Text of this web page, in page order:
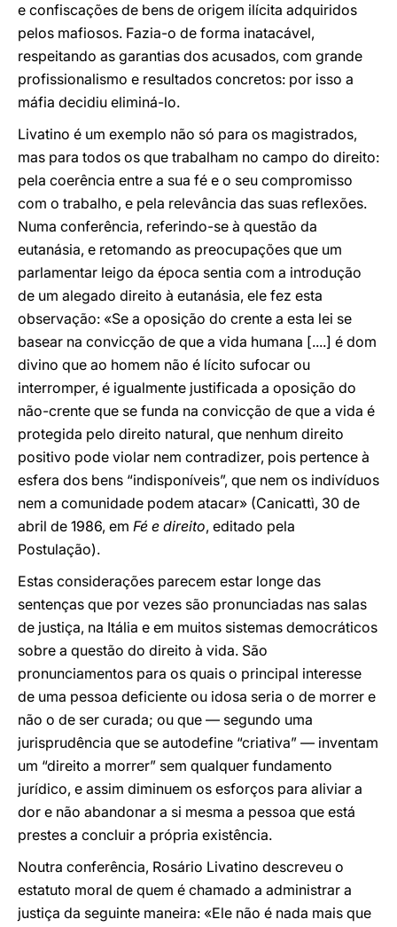
e confiscações de bens de origem ilícita adquiridos
pelos mafiosos. Fazia-o de forma inatacável,
respeitando as garantias dos acusados, com grande
profissionalismo e resultados concretos: por isso a
máfia decidiu eliminá-lo.
Livatino é um exemplo não só para os magistrados,
mas para todos os que trabalham no campo do direito:
pela coerência entre a sua fé e o seu compromisso
com o trabalho, e pela relevância das suas reflexões.
Numa conferência, referindo-se à questão da
eutanásia, e retomando as preocupações que um
parlamentar leigo da época sentia com a introdução
de um alegado direito à eutanásia, ele fez esta
observação: «Se a oposição do crente a esta lei se
basear na convicção de que a vida humana [....] é dom
divino que ao homem não é lícito sufocar ou
interromper, é igualmente justificada a oposição do
não-crente que se funda na convicção de que a vida é
protegida pelo direito natural, que nenhum direito
positivo pode violar nem contradizer, pois pertence à
esfera dos bens “indisponíveis”, que nem os indivíduos
nem a comunidade podem atacar» (Canicattì, 30 de
abril de 1986, em Fé e direito, editado pela
Postulação).
Estas considerações parecem estar longe das
sentenças que por vezes são pronunciadas nas salas
de justiça, na Itália e em muitos sistemas democráticos
sobre a questão do direito à vida. São
pronunciamentos para os quais o principal interesse
de uma pessoa deficiente ou idosa seria o de morrer e
não o de ser curada; ou que — segundo uma
jurisprudência que se autodefine “criativa” — inventam
um “direito a morrer” sem qualquer fundamento
jurídico, e assim diminuem os esforços para aliviar a
dor e não abandonar a si mesma a pessoa que está
prestes a concluir a própria existência.
Noutra conferência, Rosário Livatino descreveu o
estatuto moral de quem é chamado a administrar a
justiça da seguinte maneira: «Ele não é nada mais que